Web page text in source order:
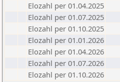
Elozahl per 01.04.2025
Elozahl per 01.07.2025
Elozahl per 01.10.2025
Elozahl per 01.01.2026
Elozahl per 01.04.2026
Elozahl per 01.07.2026
Elozahl per 01.10.2026